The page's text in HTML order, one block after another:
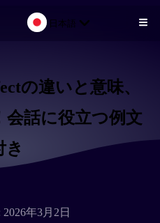
日本語
の違いと意味、
話に役立つ例文
き
年3月2日